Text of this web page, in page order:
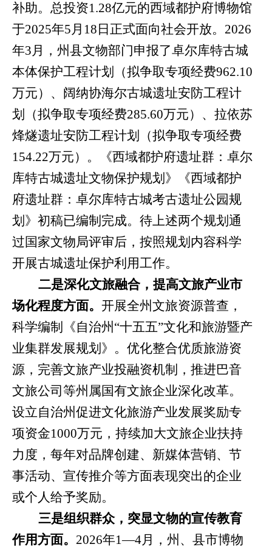
补助。总投资1.28亿元的西域都护府博物馆
于2025年5月 18 日正式面向社会开放。 2026
年3月，州县文物部门申报了卓尔库特古城
本体保护工程计划（拟争取专项经费962.10
万元）、阔纳协海尔古城遗址安防工程计
划（拟争取专项经费285.60万元）、拉依苏
烽燧遗址安防工程计划（拟争取专项经费
154.22万元）。《西域都护府遗址群：卓尔
库特古城遗址文物保护规划》《西域都护
府遗址群：卓尔库特古城考古遗址公园规
划》初稿已编制完成。待上述两个规划通
过国家文物局评审后，按照规划内容科学
开展古城遗址保护利用工作。
二是深化文旅融合，提高文旅产业市
场化程度方面。 开展全州文旅资源普查，
科学编制《自治州“十五五”文化和旅游暨产
业集群发展规划》。优化整合优质旅游资
源，完善文旅产业投融资机制，推进巴音
文旅公司等州属国有文旅企业深化改革。
设立自治州促进文化旅游产业发展奖励专
项资金1000万元，持续加大文旅企业扶持
力度，每年对品牌创建、新媒体营销、节
事活动、宣传推介等方面表现突出的企业
或个人给予奖励。
三是组织群众，突显文物的宣传教育
作用方面。 2026年1—4月，州、县市博物